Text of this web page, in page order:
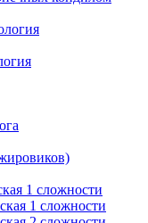
1 сложности
1 сложности